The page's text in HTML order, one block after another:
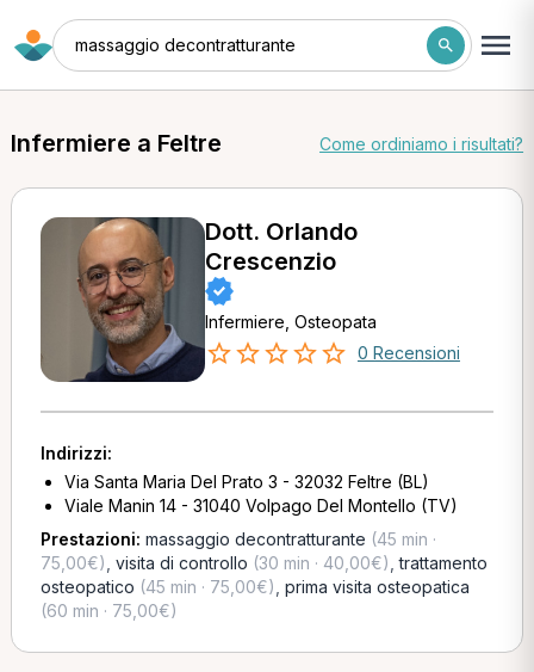
massaggio decontratturante
Infermiere a Feltre Come ordiniamo i risultati?
Dott. Orlando
Crescenzio
Infermiere, Osteopata
0 Recensioni
Indirizzi:
Via Santa Maria Del Prato 3 - 32032 Feltre (BL)
Viale Manin 14 - 31040 Volpago Del Montello (TV)
Prestazioni: massaggio decontratturante (45 min ·
75,00€) visita di controllo (30 min · 40,00€) ,trattamento
osteopatico (45 min · 75,00€) prima visita osteopatica
(60 min · 75,00€)